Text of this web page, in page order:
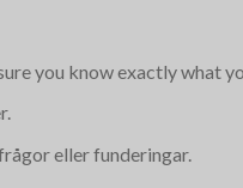
you know exactly what
eller funderingar.